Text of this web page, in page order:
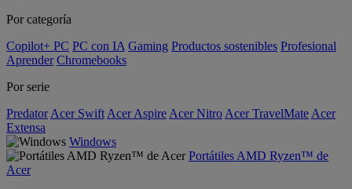
Por categoría
Copilot+ PC PC con IA Gaming Productos sostenibles Profesional
Aprender Chromebooks
Por serie
Predator Acer Swift Acer Aspire Acer Nitro Acer TravelMate Acer
Extensa
Windows
Portátiles AMD Ryzen™ de
Acer